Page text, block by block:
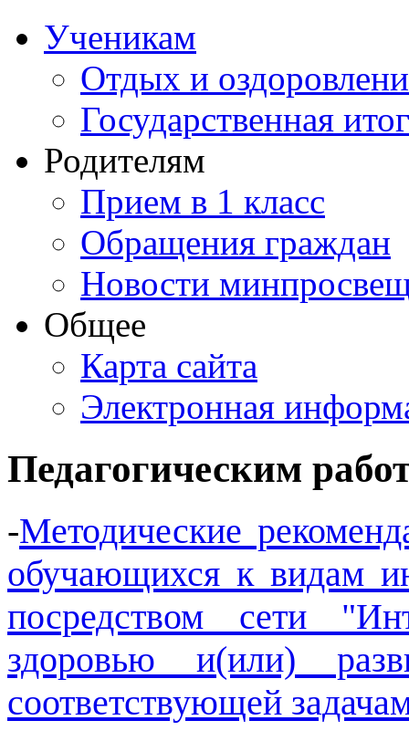
Ученикам
Отдых и
Государственная
Родителям
Прием в 1 класс
Обращения граждан
Новости
Общее
Карта сайта
Электронная
Педагогическим
-Методические
обучающихся к видам
посредством сети
здоровью и(или)
соответствующей